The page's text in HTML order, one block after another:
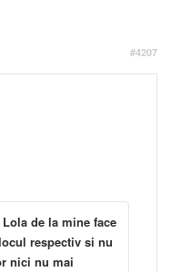
#4207
de la mine face
respectiv si nu
nici nu mai